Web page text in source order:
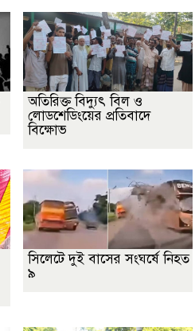
অতিরিক্ত বিদ্যুৎ বিল ও
লোডশেডিংয়ের প্রতিবাদে
বিক্ষোভ
সিলেটে দুই বাসের সংঘর্ষে নিহত
৯